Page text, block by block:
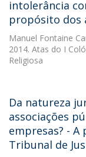
intolerância
propósito dos
Manuel Fontaine
2014. Atas do I
Religiosa
Da natureza
associações
empresas? -
Tribunal de